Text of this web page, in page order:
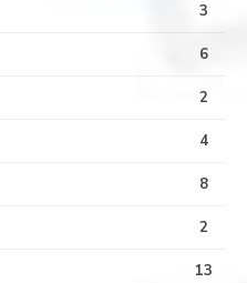
3
6
2
4
8
2
13